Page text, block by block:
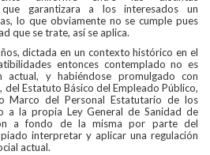
que garantizara a los interesados un
lo que obviamente no se cumple pues
que se trate, así se aplica.
dictada en un contexto histórico en el
entonces contemplado no es
y habiéndose promulgado con
Estatuto Básico del Empleado Público,
Marco del Personal Estatutario de los
a la propia Ley General de Sanidad de
a fondo de la misma por parte del
interpretar y aplicar una regulación
actual.